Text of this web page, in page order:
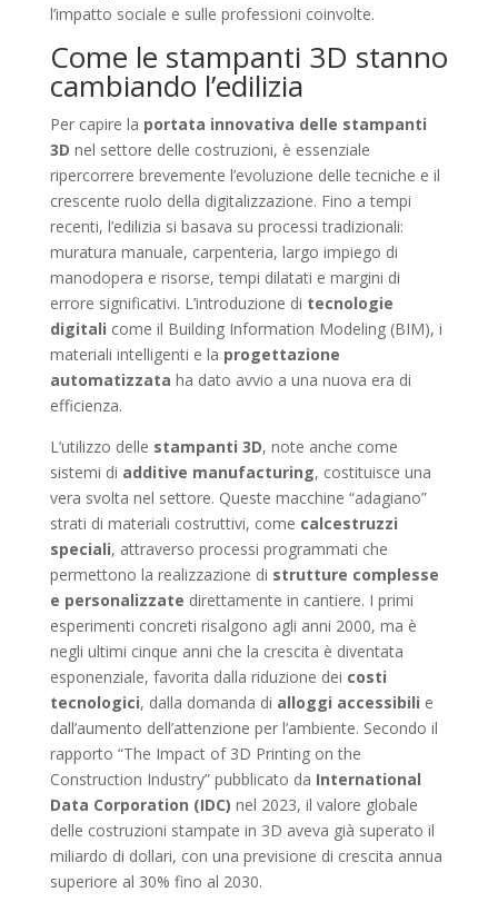
l’impatto sociale e sulle professioni coinvolte.
Come le stampanti 3D stanno
cambiando l’edilizia
Per capire la portata innovativa delle stampanti
3D nel settore delle costruzioni, è essenziale
ripercorrere brevemente l’evoluzione delle tecniche e il
crescente ruolo della digitalizzazione. Fino a tempi
recenti, l’edilizia si basava su processi tradizionali:
muratura manuale, carpenteria, largo impiego di
manodopera e risorse, tempi dilatati e margini di
errore significativi. L’introduzione di tecnologie
digitali come il Building Information Modeling (BIM), i
materiali intelligenti e la progettazione
automatizzata ha dato avvio a una nuova era di
efficienza.
L’utilizzo delle stampanti 3D, note anche come
sistemi di additive manufacturing, costituisce una
vera svolta nel settore. Queste macchine “adagiano”
strati di materiali costruttivi, come calcestruzzi
speciali, attraverso processi programmati che
permettono la realizzazione di strutture complesse
e personalizzate direttamente in cantiere. I primi
esperimenti concreti risalgono agli anni 2000, ma è
negli ultimi cinque anni che la crescita è diventata
esponenziale, favorita dalla riduzione dei costi
tecnologici, dalla domanda di alloggi accessibili e
dall’aumento dell’attenzione per l’ambiente. Secondo il
rapporto “The Impact of 3D Printing on the
Construction Industry” pubblicato da International
Data Corporation (IDC) nel 2023, il valore globale
delle costruzioni stampate in 3D aveva già superato il
miliardo di dollari, con una previsione di crescita annua
superiore al 30% fino al 2030.